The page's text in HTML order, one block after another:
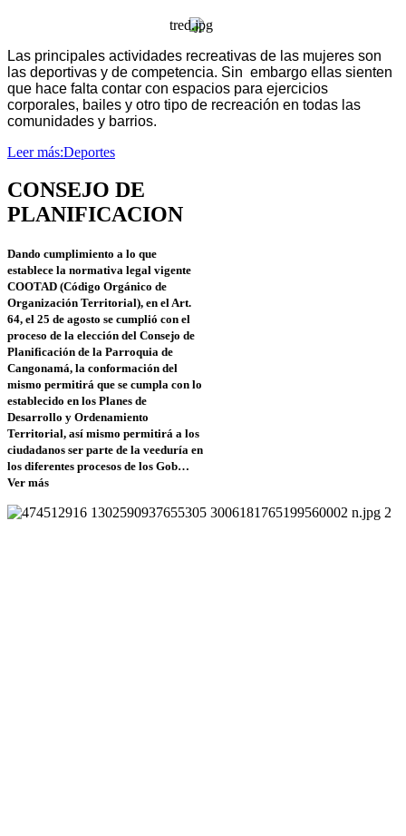
Las principales actividades recreativas de las mujeres son
las deportivas y de competencia. Sin embargo ellas sienten
que hace falta contar con espacios para ejercicios
corporales, bailes y otro tipo de recreación en todas las
comunidades y barrios.
Leer más:Deportes
CONSEJO DE
PLANIFICACION
Dando cumplimiento a lo que
establece la normativa legal vigente
COOTAD (Código Orgánico de
Organización Territorial), en el Art.
64, el 25 de agosto se cumplió con el
proceso de la elección del Consejo de
Planificación de la Parroquia de
Cangonamá, la conformación del
mismo permitirá que se cumpla con lo
establecido en los Planes de
Desarrollo y Ordenamiento
Territorial, así mismo permitirá a los
ciudadanos ser parte de la veeduría en
los diferentes procesos de los Gob…
Ver más